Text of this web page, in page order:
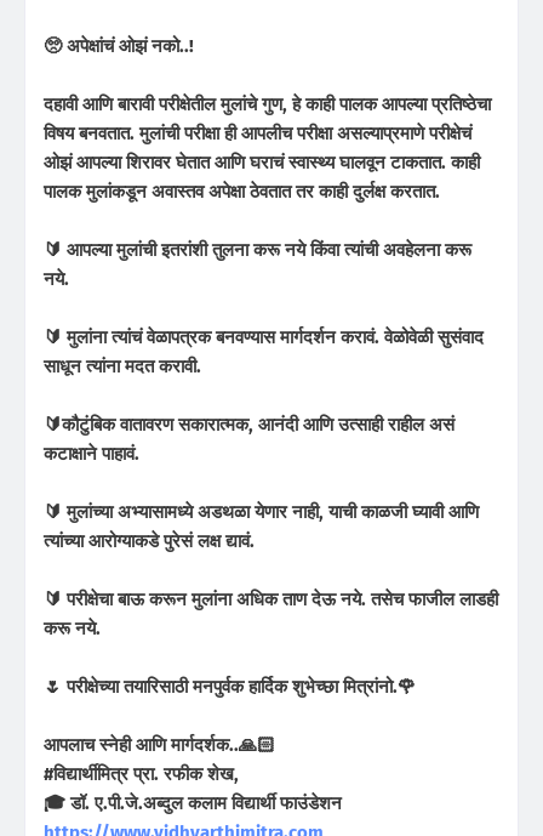
🥺 अपेक्षांचं ओझं नको..!
दहावी आणि बारावी परीक्षेतील मुलांचे गुण, हे काही पालक आपल्या प्रतिष्ठेचा
विषय बनवतात. मुलांची परीक्षा ही आपलीच परीक्षा असल्याप्रमाणे परीक्षेचं
ओझं आपल्या शिरावर घेतात आणि घराचं स्वास्थ्य घालवून टाकतात. काही
पालक मुलांकडून अवास्तव अपेक्षा ठेवतात तर काही दुर्लक्ष करतात.
🔰 आपल्या मुलांची इतरांशी तुलना करू नये किंवा त्यांची अवहेलना करू
नये.
🔰 मुलांना त्यांचं वेळापत्रक बनवण्यास मार्गदर्शन करावं. वेळोवेळी सुसंवाद
साधून त्यांना मदत करावी.
🔰कौटुंबिक वातावरण सकारात्मक, आनंदी आणि उत्साही राहील असं
कटाक्षाने पाहावं.
🔰 मुलांच्या अभ्यासामध्ये अडथळा येणार नाही, याची काळजी घ्यावी आणि
त्यांच्या आरोग्याकडे पुरेसं लक्ष द्यावं.
🔰 परीक्षेचा बाऊ करून मुलांना अधिक ताण देऊ नये. तसेच फाजील लाडही
करू नये.
🌷 परीक्षेच्या तयारिसाठी मनपुर्वक हार्दिक शुभेच्छा मित्रांनो.🌹
आपलाच स्नेही आणि मार्गदर्शक..🙏🏻
#विद्यार्थीमित्र प्रा. रफीक शेख,
🎓 डॉ. ए.पी.जे.अब्दुल कलाम विद्यार्थी फाउंडेशन